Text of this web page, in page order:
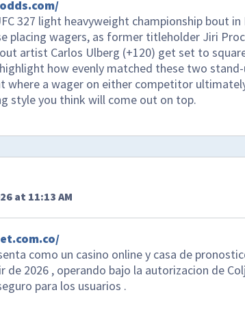
327 light heavyweight championship bout
placing wagers, as former titleholder Jiri
artist Carlos Ulberg (+120) get set to
how evenly matched these two
where a wager on either competitor
style you think will come out on top.
at 11:13 AM
como un casino online y casa de
de 2026 , operando bajo la autorizacion de
para los usuarios .